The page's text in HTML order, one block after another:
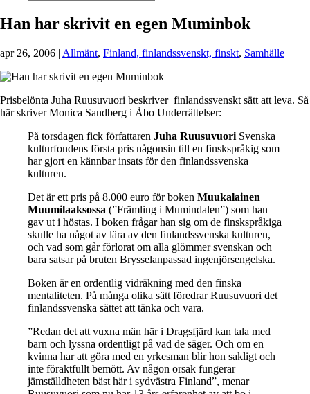
Han har skrivit en egen Muminbok
apr 26, 2006 | Allmänt, Finland, finlandssvenskt, finskt, Samhälle
Prisbelönta Juha Ruusuvuori beskriver finlandssvenskt sätt att leva. Så
här skriver Monica Sandberg i Åbo Underrättelser:
På torsdagen fick författaren Juha Ruusuvuori Svenska
kulturfondens första pris någonsin till en finskspråkig som
har gjort en kännbar insats för den finlandssvenska
kulturen.
Det är ett pris på 8.000 euro för boken Muukalainen
Muumilaaksossa (”Främling i Mumindalen”) som han
gav ut i höstas. I boken frågar han sig om de finskspråkiga
skulle ha något av lära av den finlandssvenska kulturen,
och vad som går förlorat om alla glömmer svenskan och
bara satsar på bruten Brysselanpassad ingenjörsengelska.
Boken är en ordentlig vidräkning med den finska
mentaliteten. På många olika sätt föredrar Ruusuvuori det
finlandssvenska sättet att tänka och vara.
”Redan det att vuxna män här i Dragsfjärd kan tala med
barn och lyssna ordentligt på vad de säger. Och om en
kvinna har att göra med en yrkesman blir hon sakligt och
inte föraktfullt bemött. Av någon orsak fungerar
jämställdheten bäst här i sydvästra Finland”, menar